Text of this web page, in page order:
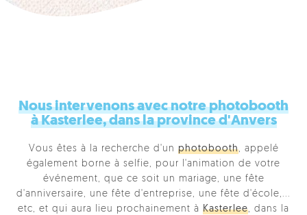
RÉSERVER
Nous intervenons avec notre photobooth
à Kasterlee, dans la province d'Anvers
Vous êtes à la recherche d'un photobooth, appelé
également borne à selfie, pour l'animation de votre
événement, que ce soit un mariage, une fête
d'anniversaire, une fête d'entreprise, une fête d'école,...
etc, et qui aura lieu prochainement à Kasterlee, dans la